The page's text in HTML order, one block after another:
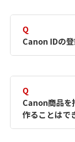
択したサ
簡単に作
Canon ID
Q
Canon IDの
Q
Canon商品を
作ることはで